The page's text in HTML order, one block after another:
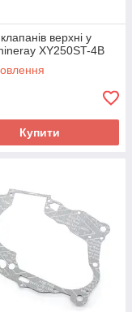
верхні у
XY250ST-4B
Купити